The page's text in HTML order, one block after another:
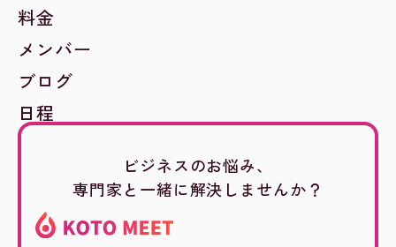
料金
メンバー
ブログ
日程
ビジネスのお悩み、
専門家と一緒に解決しませんか？